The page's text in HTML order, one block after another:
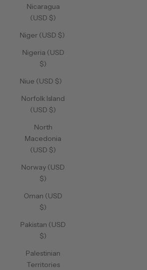
Nicaragua
(USD $)
Niger (USD $)
Nigeria (USD
$)
Niue (USD $)
Norfolk Island
(USD $)
North
Macedonia
(USD $)
Norway (USD
$)
Oman (USD
$)
Pakistan (USD
$)
Palestinian
Territories